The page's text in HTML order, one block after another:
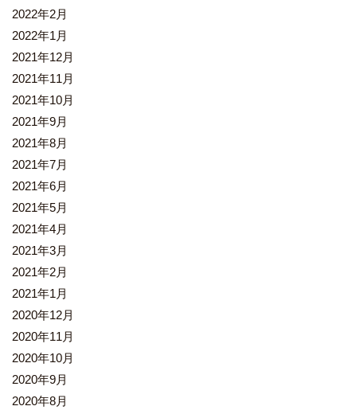
2022年2月
2022年1月
2021年12月
2021年11月
2021年10月
2021年9月
2021年8月
2021年7月
2021年6月
2021年5月
2021年4月
2021年3月
2021年2月
2021年1月
2020年12月
2020年11月
2020年10月
2020年9月
2020年8月